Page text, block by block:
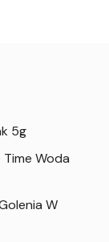
5g
Woda
W